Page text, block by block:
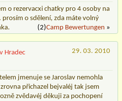
o rezervacxi chatky pro 4 osoby na
o sdělení, zda máte volný
(2)Camp Bewertungen »
Hradec
29. 03. 2010
jmenuje se Jaroslav nemohla
přichazel bejvaléj tak jsem
zvědavéj děkuji za pochopení